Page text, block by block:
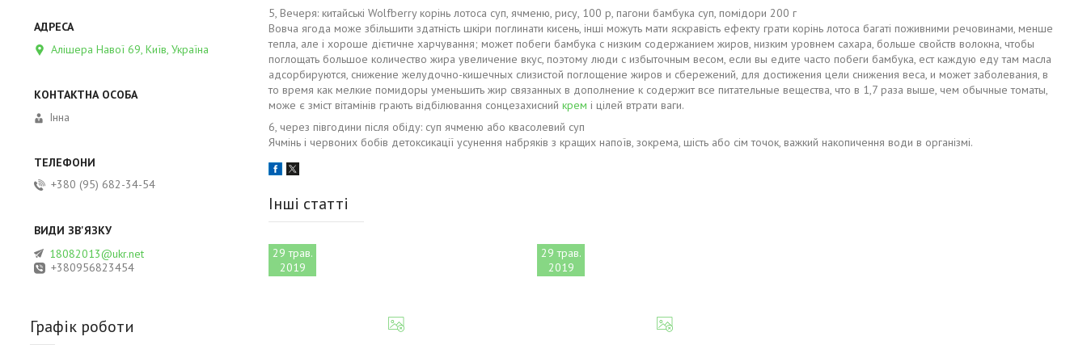
5, Вечеря: китайські Wolfberry корінь лотоса суп, ячменю, рису, 100 р, пагони бамбука суп, помідори 200 г
Вовча ягода може збільшити здатність шкіри поглинати кисень, інші можуть мати яскравість ефекту грати корінь лотоса багаті поживними речовинами, менше
тепла, але і хороше дієтичне харчування; может побеги бамбука с низким содержанием жиров, низким уровнем сахара, больше свойств волокна, чтобы
поглощать большое количество жира увеличение вкус, поэтому люди с избыточным весом, если вы едите часто побеги бамбука, ест каждую еду там масла
адсорбируются, снижение желудочно-кишечных слизистой поглощение жиров и сбережений, для достижения цели снижения веса, и может заболевания, в
то время как мелкие помидоры уменьшить жир связанных в дополнение к содержит все питательные вещества, что в 1,7 раза выше, чем обычные томаты,
може є зміст вітамінів грають відбілювання сонцезахисний крем і цілей втрати ваги.
6, через півгодини після обіду: суп ячменю або квасолевий суп
Ячмінь і червоних бобів детоксикації усунення набряків з кращих напоїв, зокрема, шість або сім точок, важкий накопичення води в організмі.
Інші статті
29 трав.
2019
29 трав.
2019
Алішера Навої 69, Київ, Україна
Інна
+380 (95) 682-34-54
18082013@ukr.net
+380956823454
Графік роботи